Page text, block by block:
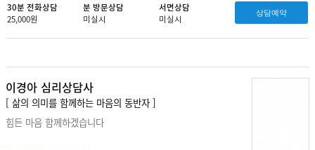
30분 전화상담
25,000원
분 방문상담
미실시
서면상담
미실시
상담예약
이경아 심리상담사
[ 삶의 의미를 함께하는 마음의 동반자 ]
힘든 마음 함께하겠습니다